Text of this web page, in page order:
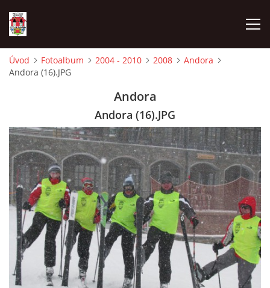
ÚVOD
HASIČI
VOLBY
VIDEA
OBČASNÍK
Úvod Fotoalbum 2004 - 2010 2008
Andora
Andora (16).JPG
Andora
Andora (16).JPG